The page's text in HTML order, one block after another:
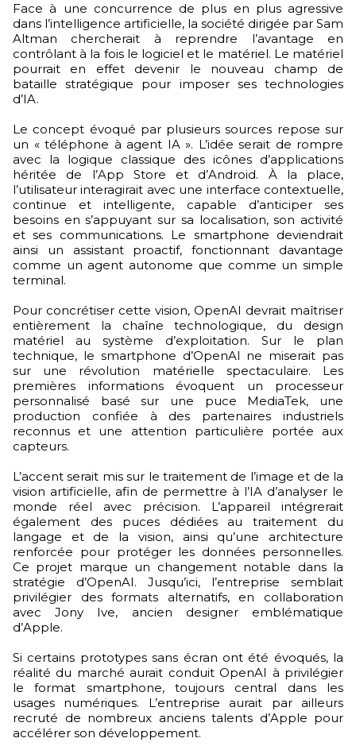
Face à une concurrence de plus en plus agressive
dans l’intelligence artificielle, la société dirigée par Sam
Altman chercherait à reprendre l’avantage en
contrôlant à la fois le logiciel et le matériel. Le matériel
pourrait en effet devenir le nouveau champ de
bataille stratégique pour imposer ses technologies
d’IA.
Le concept évoqué par plusieurs sources repose sur
un « téléphone à agent IA ». L’idée serait de rompre
avec la logique classique des icônes d’applications
héritée de l’App Store et d’Android. À la place,
l’utilisateur interagirait avec une interface contextuelle,
continue et intelligente, capable d’anticiper ses
besoins en s’appuyant sur sa localisation, son activité
et ses communications. Le smartphone deviendrait
ainsi un assistant proactif, fonctionnant davantage
comme un agent autonome que comme un simple
terminal.
Pour concrétiser cette vision, OpenAI devrait maîtriser
entièrement la chaîne technologique, du design
matériel au système d’exploitation. Sur le plan
technique, le smartphone d’OpenAI ne miserait pas
sur une révolution matérielle spectaculaire. Les
premières informations évoquent un processeur
personnalisé basé sur une puce MediaTek, une
production confiée à des partenaires industriels
reconnus et une attention particulière portée aux
capteurs.
L’accent serait mis sur le traitement de l’image et de la
vision artificielle, afin de permettre à l’IA d’analyser le
monde réel avec précision. L’appareil intégrerait
également des puces dédiées au traitement du
langage et de la vision, ainsi qu’une architecture
renforcée pour protéger les données personnelles.
Ce projet marque un changement notable dans la
stratégie d’OpenAI. Jusqu’ici, l’entreprise semblait
privilégier des formats alternatifs, en collaboration
avec Jony Ive, ancien designer emblématique
d’Apple.
Si certains prototypes sans écran ont été évoqués, la
réalité du marché aurait conduit OpenAI à privilégier
le format smartphone, toujours central dans les
usages numériques. L’entreprise aurait par ailleurs
recruté de nombreux anciens talents d’Apple pour
accélérer son développement.